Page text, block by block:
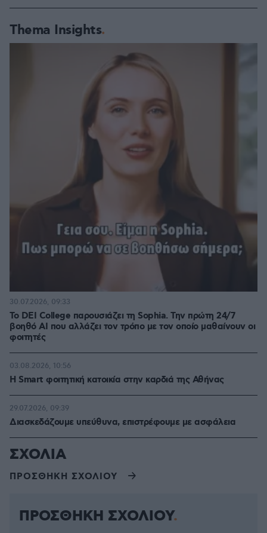
Thema Insights
Το DEI College παρουσιάζει τη Sophia. Την πρώτη 24/7
βοηθό AI που αλλάζει τον τρόπο με τον οποίο μαθαίνουν οι
φοιτητές
30.07.2026, 09:33
Η Smart φοιτητική κατοικία στην καρδιά της Αθήνας
03.08.2026, 10:56
Διασκεδάζουμε υπεύθυνα, επιστρέφουμε με ασφάλεια
29.07.2026, 09:39
ΣΧΟΛΙΑ
ΠΡΟΣΘΗΚΗ ΣΧΟΛΙΟΥ
ΠΡΟΣΘΗΚΗ ΣΧΟΛΙΟΥ